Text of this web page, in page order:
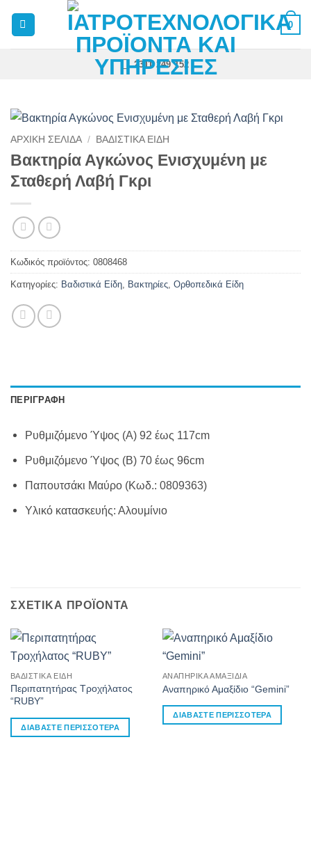
0
2311 249 152
ΑΡΧΙΚΉ ΣΕΛΊΔΑ / ΒΑΔΙΣΤΙΚΆ ΕΊΔΗ
Βακτηρία Αγκώνος Ενισχυμένη με
Σταθερή Λαβή Γκρι
Κωδικός προϊόντος: 0808468
Κατηγορίες: Βαδιστικά Είδη Βακτηρίες Ορθοπεδικά Είδη
ΠΕΡΙΓΡΑΦΉ
Ρυθμιζόμενο Ύψος (A) 92 έως 117cm
Ρυθμιζόμενο Ύψος (B) 70 έως 96cm
Παπουτσάκι Μαύρο (Κωδ.: 0809363)
Υλικό κατασκευής: Αλουμίνιο
ΣΧΕΤΙΚΆ ΠΡΟΪΌΝΤΑ
ΒΑΔΙΣΤΙΚΆ ΕΊΔΗ
Περιπατητήρας Τροχήλατος
“RUBY”
ΔΙΑΒΆΣΤΕ ΠΕΡΙΣΣΌΤΕΡΑ
ΑΝΑΠΗΡΙΚΆ ΑΜΑΞΊΔΙΑ
Αναπηρικό Αμαξίδιο “Gemini”
ΔΙΑΒΆΣΤΕ ΠΕΡΙΣΣΌΤΕΡΑ